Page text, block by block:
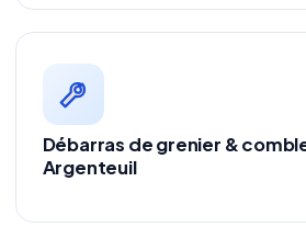
Débarras de grenier &
Argenteuil